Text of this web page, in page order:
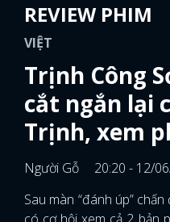
REVIEW PHIM
VIỆT
Trịnh Công
cắt ngắn lại
Trịnh, xem
Người Gỗ
20:20 - 12/
Sau màn “đánh úp”